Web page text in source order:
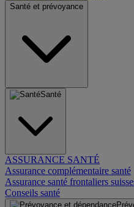
Santé et prévoyance
Santé
ASSURANCE SANTÉ
Assurance complémentaire santé
Assurance santé frontaliers
Conseils santé